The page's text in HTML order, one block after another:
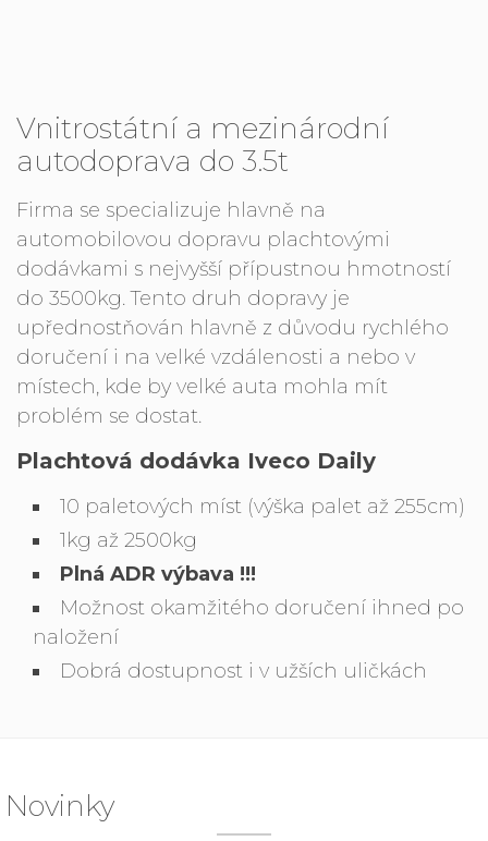
Vnitrostátní a mezinárodní
autodoprava do 3.5t
Firma se specializuje hlavně na
automobilovou dopravu plachtovými
dodávkami s nejvyšší přípustnou hmotností
do 3500kg. Tento druh dopravy je
upřednostňován hlavně z důvodu rychlého
doručení i na velké vzdálenosti a nebo v
místech, kde by velké auta mohla mít
problém se dostat.
Plachtová dodávka Iveco Daily
10 paletových míst (výška palet až 255cm)
1kg až 2500kg
Plná ADR výbava !!!
Možnost okamžitého doručení ihned po
naložení
Dobrá dostupnost i v užších uličkách
Novinky